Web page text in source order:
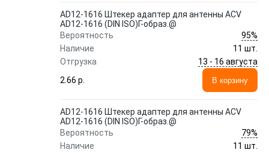
AD12-1616 Штекер адаптер для антенны ACV
AD12-1616 (DIN ISO)Г-образ.@
Вероятность
95%
Наличие
11 шт.
Отгрузка
13 - 16 августа
2.66 p.
В корзину
AD12-1616 Штекер адаптер для антенны ACV
AD12-1616 (DIN ISO)Г-образ.@
Вероятность
79%
Наличие
11 шт.